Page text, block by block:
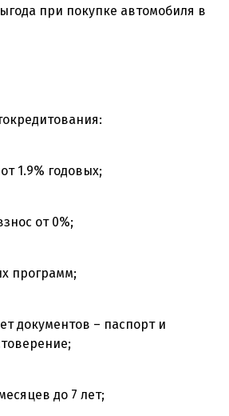
при покупке автомобиля в
1.9% годовых;
от 0%;
программ;
документов – паспорт и
до 7 лет;